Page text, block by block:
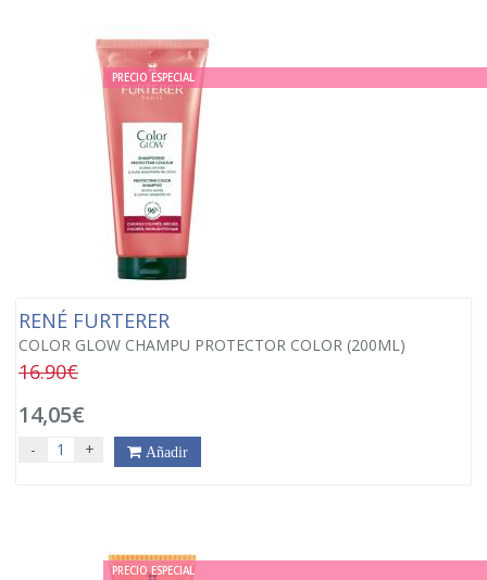
PRECIO ESPECIAL
RENÉ FURTERER
COLOR GLOW CHAMPU PROTECTOR COLOR (200ML)
16.90€
14,05€
- + Añadir
PRECIO ESPECIAL